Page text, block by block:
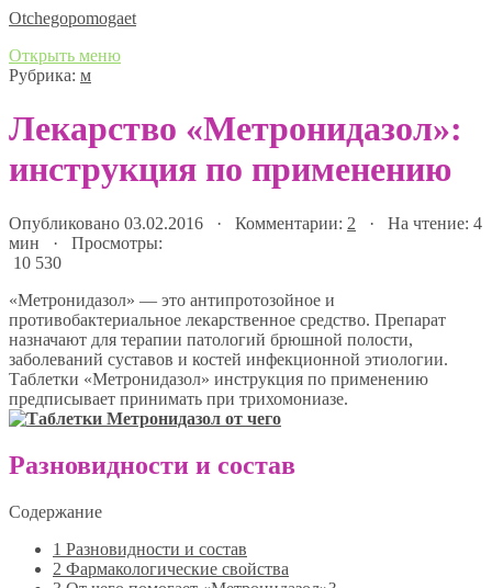
Оtchegopomogaet
Открыть меню
Рубрика: м
Лекарство «Метронидазол»:
инструкция по применению
Опубликовано 03.02.2016 · Комментарии: 2 · На чтение: 4
мин · Просмотры:
10 530
«Метронидазол» — это антипротозойное и
противобактериальное лекарственное средство. Препарат
назначают для терапии патологий брюшной полости,
заболеваний суставов и костей инфекционной этиологии.
Таблетки «Метронидазол» инструкция по применению
предписывает принимать при трихомониазе.
Разновидности и состав
Содержание
1 Разновидности и состав
2 Фармакологические свойства